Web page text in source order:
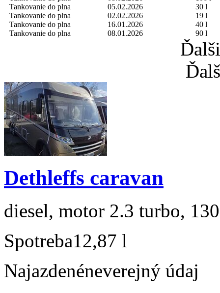
Tankovanie do plna
05.02.2026
30 l
Tankovanie do plna
02.02.2026
19 l
Tankovanie do plna
16.01.2026
40 l
Tankovanie do plna
08.01.2026 90 l
Dethleffs caravan
diesel, motor 2.3 turbo,
Spotreba12,87 l
Najazdenéneverejný údaj